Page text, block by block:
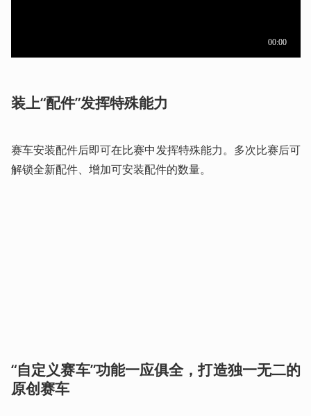
装上“配件”发挥特殊能力
赛车安装配件后即可在比赛中发挥特殊能力。多次比赛后可
解锁全新配件、增加可安装配件的数量。
“自定义赛车”功能一应俱全，打造独一无二的
原创赛车